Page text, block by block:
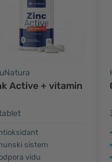
Active + vitamin
sistem
vidu